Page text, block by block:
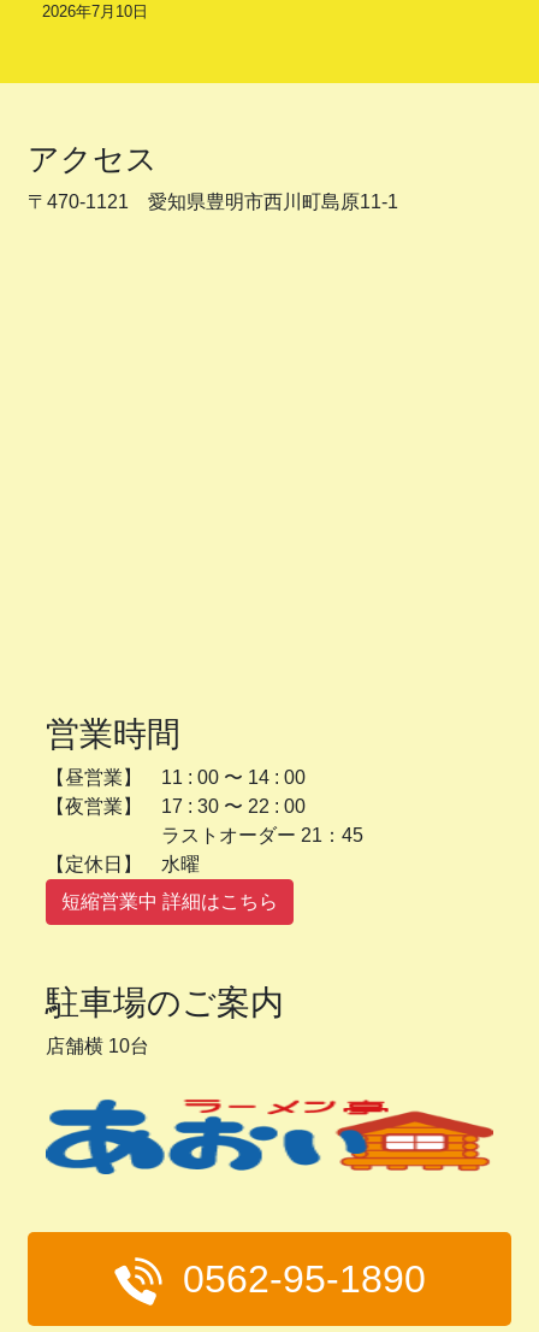
2026年7月10日
アクセス
〒470-1121 愛知県豊明市西川町島原11-1
営業時間
【昼営業】 11 : 00 〜 14 : 00
【夜営業】 17 : 30 〜 22 : 00
ラストオーダー 21：45
【定休日】 水曜
短縮営業中 詳細はこちら
駐車場のご案内
店舗横 10台
0562-95-1890